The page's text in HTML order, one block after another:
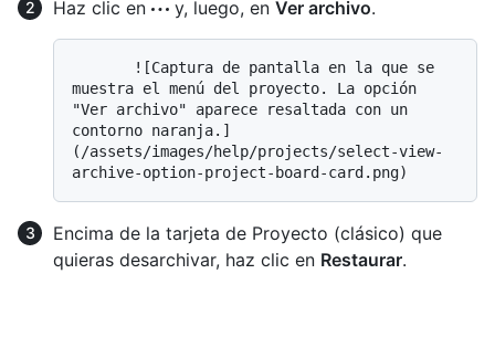
Haz clic en
y, luego, en Ver archivo.
muestra el menú del proyecto. La opción
"Ver archivo" aparece resaltada con un
contorno naranja.]
(/assets/images/help/projects/select-view-
Encima de la tarjeta de Proyecto (clásico) que
quieras desarchivar, haz clic en Restaurar.